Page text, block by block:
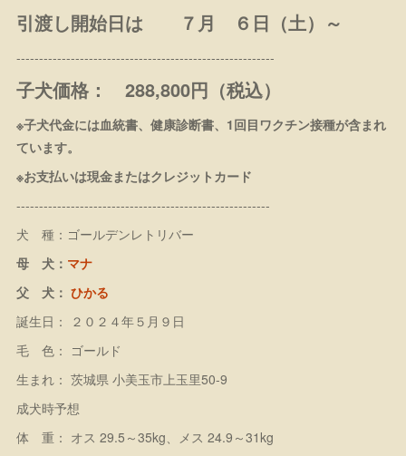
引渡し開始日は ７月 ６日（土）～
---------------------------------------------------------
子犬価格： 288,800円（税込）
※子犬代金には血統書、健康診断書、1回目ワクチン接種が含まれ
ています。
※お支払いは現金またはクレジットカード
--------------------------------------------------------
犬 種：ゴールデンレトリバー
母 犬： マナ
父 犬：ひかる
誕生日： ２０２４年５月９日
毛 色： ゴールド
生まれ： 茨城県 小美玉市上玉里50-9
成犬時予想
体 重： オス 29.5～35kg、メス 24.9～31kg